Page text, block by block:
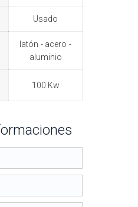
Usado
latón
acero
aluminio
100 Kw